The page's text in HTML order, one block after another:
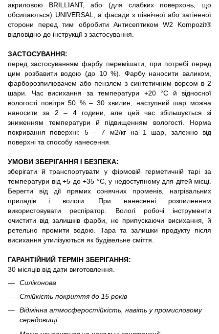
акриловою BRILLIANT, або (для слабких поверхонь, що
обсипаються) UNIVERSAL, а фасади з північної або затіненої
сторони перед тим обробити Антисептиком W2 Kompozit®
відповідно до інструкції з застосування.
ЗАСТОСУВАННЯ:
перед застосуванням фарбу перемішати, при потребі перед
цим розбавити водою (до 10 %). Фарбу наносити валиком,
фарборозпилювачем або пензлем з синтетичним ворсом в 2
шари. Час висихання за температури +20 °С й відносної
вологості повітря 50 % – 30 хвилин, наступний шар можна
наносити за 2 – 4 години, але цей час збільшується зі
зниженням температури й підвищенням вологості. Норма
покривання поверхні: 5 – 7 м2/кг на 1 шар, залежно від
поверхні та способу нанесення.
УМОВИ ЗБЕРІГАННЯ І БЕЗПЕКА:
зберігати й транспортувати у фірмовій герметичній тарі за
температури від +5 до +35 °С, у недоступному для дітей місці.
Берегти від дії прямих сонячних променів, нагрівальних
приладів і вологи. При нанесенні розпиленням
використовувати респіратор. Вологі робочі інструменти
очистити від залишків фарби, не припускаючи висихання, й
ретельно промити водою. Тара та залишки продукту після
висихання утилізуються як будівельне сміття.
ГАРАНТІЙНИЙ ТЕРМІН ЗБЕРІГАННЯ:
30 місяців від дати виготовлення.
Силіконова
Стійкість покриття до 15 років
Відмінна атмосферостійкість, навіть у промисловому
середовищі